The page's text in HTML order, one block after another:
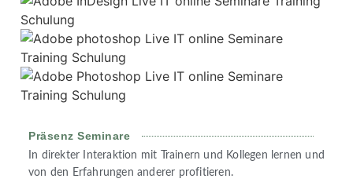
Präsenz Seminare
In direkter Interaktion mit Trainern und Kollegen lernen und
von den Erfahrungen anderer profitieren.